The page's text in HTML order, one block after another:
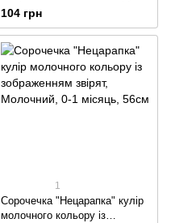
зображенням зірочок
104 грн
1
Сорочечка "Нецарапка" кулір
молочного кольору із